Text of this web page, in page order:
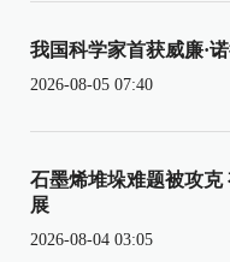
我国科学家首获威廉·
2026-08-05 07:40
石墨烯堆垛难题被攻
展
2026-08-04 03:05